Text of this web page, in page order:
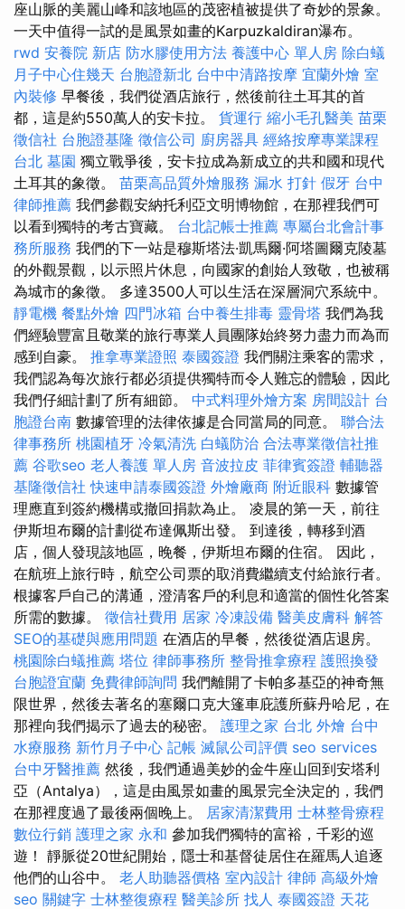
座山脈的美麗山峰和該地區的茂密植被提供了奇妙的景象。
一天中值得一試的是風景如畫的Karpuzkaldiran瀑布。
rwd 安養院 新店 防水膠使用方法 養護中心 單人房 除白蟻
月子中心住幾天 台胞證新北 台中中清路按摩 宜蘭外燴 室
內裝修 早餐後，我們從酒店旅行，然後前往土耳其的首
都，這是約550萬人的安卡拉。 貨運行 縮小毛孔醫美 苗栗
徵信社 台胞證基隆 徵信公司 廚房器具 經絡按摩專業課程
台北 墓園 獨立戰爭後，安卡拉成為新成立的共和國和現代
土耳其的象徵。 苗栗高品質外燴服務 漏水 打針 假牙 台中
律師推薦 我們參觀安納托利亞文明博物館，在那裡我們可
以看到獨特的考古寶藏。 台北記帳士推薦 專屬台北會計事
務所服務 我們的下一站是穆斯塔法·凱馬爾·阿塔圖爾克陵墓
的外觀景觀，以示照片休息，向國家的創始人致敬，也被稱
為城市的象徵。 多達3500人可以生活在深層洞穴系統中。
靜電機 餐點外燴 四門冰箱 台中養生排毒 靈骨塔 我們為我
們經驗豐富且敬業的旅行專業人員團隊始終努力盡力而為而
感到自豪。 推拿專業證照 泰國簽證 我們關注乘客的需求，
我們認為每次旅行都必須提供獨特而令人難忘的體驗，因此
我們仔細計劃了所有細節。 中式料理外燴方案 房間設計 台
胞證台南 數據管理的法律依據是合同當局的同意。 聯合法
律事務所 桃園植牙 冷氣清洗 白蟻防治 合法專業徵信社推
薦 谷歌seo 老人養護 單人房 音波拉皮 菲律賓簽證 輔聽器
基隆徵信社 快速申請泰國簽證 外燴廠商 附近眼科 數據管
理應直到簽約機構或撤回捐款為止。 凌晨的第一天，前往
伊斯坦布爾的計劃從布達佩斯出發。 到達後，轉移到酒
店，個人發現該地區，晚餐，伊斯坦布爾的住宿。 因此，
在航班上旅行時，航空公司票的取消費繼續支付給旅行者。
根據客戶自己的溝通，澄清客戶的利息和適當的個性化答案
所需的數據。 徵信社費用 居家 冷凍設備 醫美皮膚科 解答
SEO的基礎與應用問題 在酒店的早餐，然後從酒店退房。
桃園除白蟻推薦 塔位 律師事務所 整骨推拿療程 護照換發
台胞證宜蘭 免費律師詢問 我們離開了卡帕多基亞的神奇無
限世界，然後去著名的塞爾口克大篷車庇護所蘇丹哈尼，在
那裡向我們揭示了過去的秘密。 護理之家 台北 外燴 台中
水療服務 新竹月子中心 記帳 滅鼠公司評價 seo services
台中牙醫推薦 然後，我們通過美妙的金牛座山回到安塔利
亞（Antalya），這是由風景如畫的風景完全決定的，我們
在那裡度過了最後兩個晚上。 居家清潔費用 士林整骨療程
數位行銷 護理之家 永和 參加我們獨特的富裕，千彩的巡
遊！ 靜脈從20世紀開始，隱士和基督徒居住在羅馬人追逐
他們的山谷中。 老人助聽器價格 室內設計 律師 高級外燴
seo 關鍵字 士林整復療程 醫美診所 找人 泰國簽證 天花